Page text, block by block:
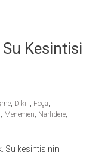
Kesintisi
, Dikili, Foça,
, Menemen, Narlıdere,
Su kesintisinin